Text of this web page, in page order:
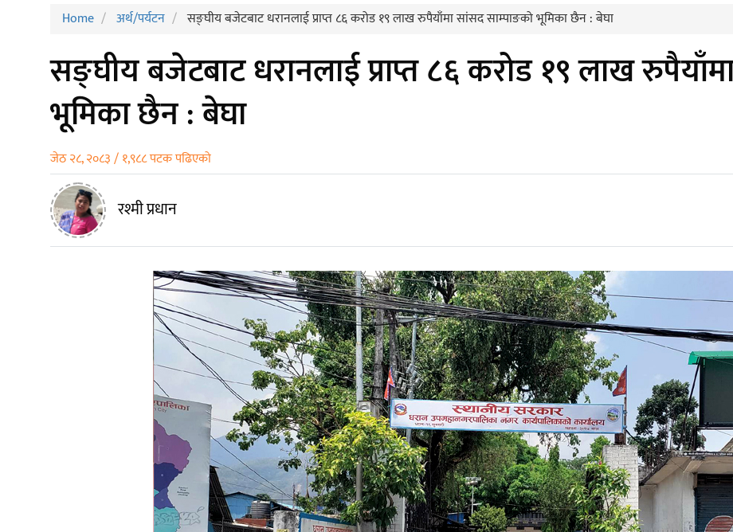
Home अर्थ/पर्यटन सङ्घीय बजेटबाट धरानलाई प्राप्त ८६ करोड १९ लाख रुपैयाँमा सांसद साम्पाङको भूमिका छैन : बेघा
सङ्घीय बजेटबाट धरानलाई प्राप्त ८६ करोड १९ लाख
भूमिका छैन : बेघा
जेठ २८, २०८३ / १,९८८ पटक पढिएको
रश्मी प्रधान